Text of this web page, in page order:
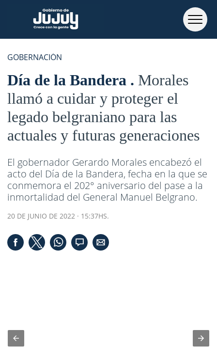
GOBERNACIÓN
Día de la Bandera
Morales
llamó a cuidar y proteger el
legado belgraniano para las
actuales y futuras generaciones
El gobernador Gerardo Morales encabezó el
acto del Día de la Bandera, fecha en la que se
conmemora el 202° aniversario del pase a la
inmortalidad del General Manuel Belgrano.
20 DE JUNIO DE 2022 · 15:37HS.